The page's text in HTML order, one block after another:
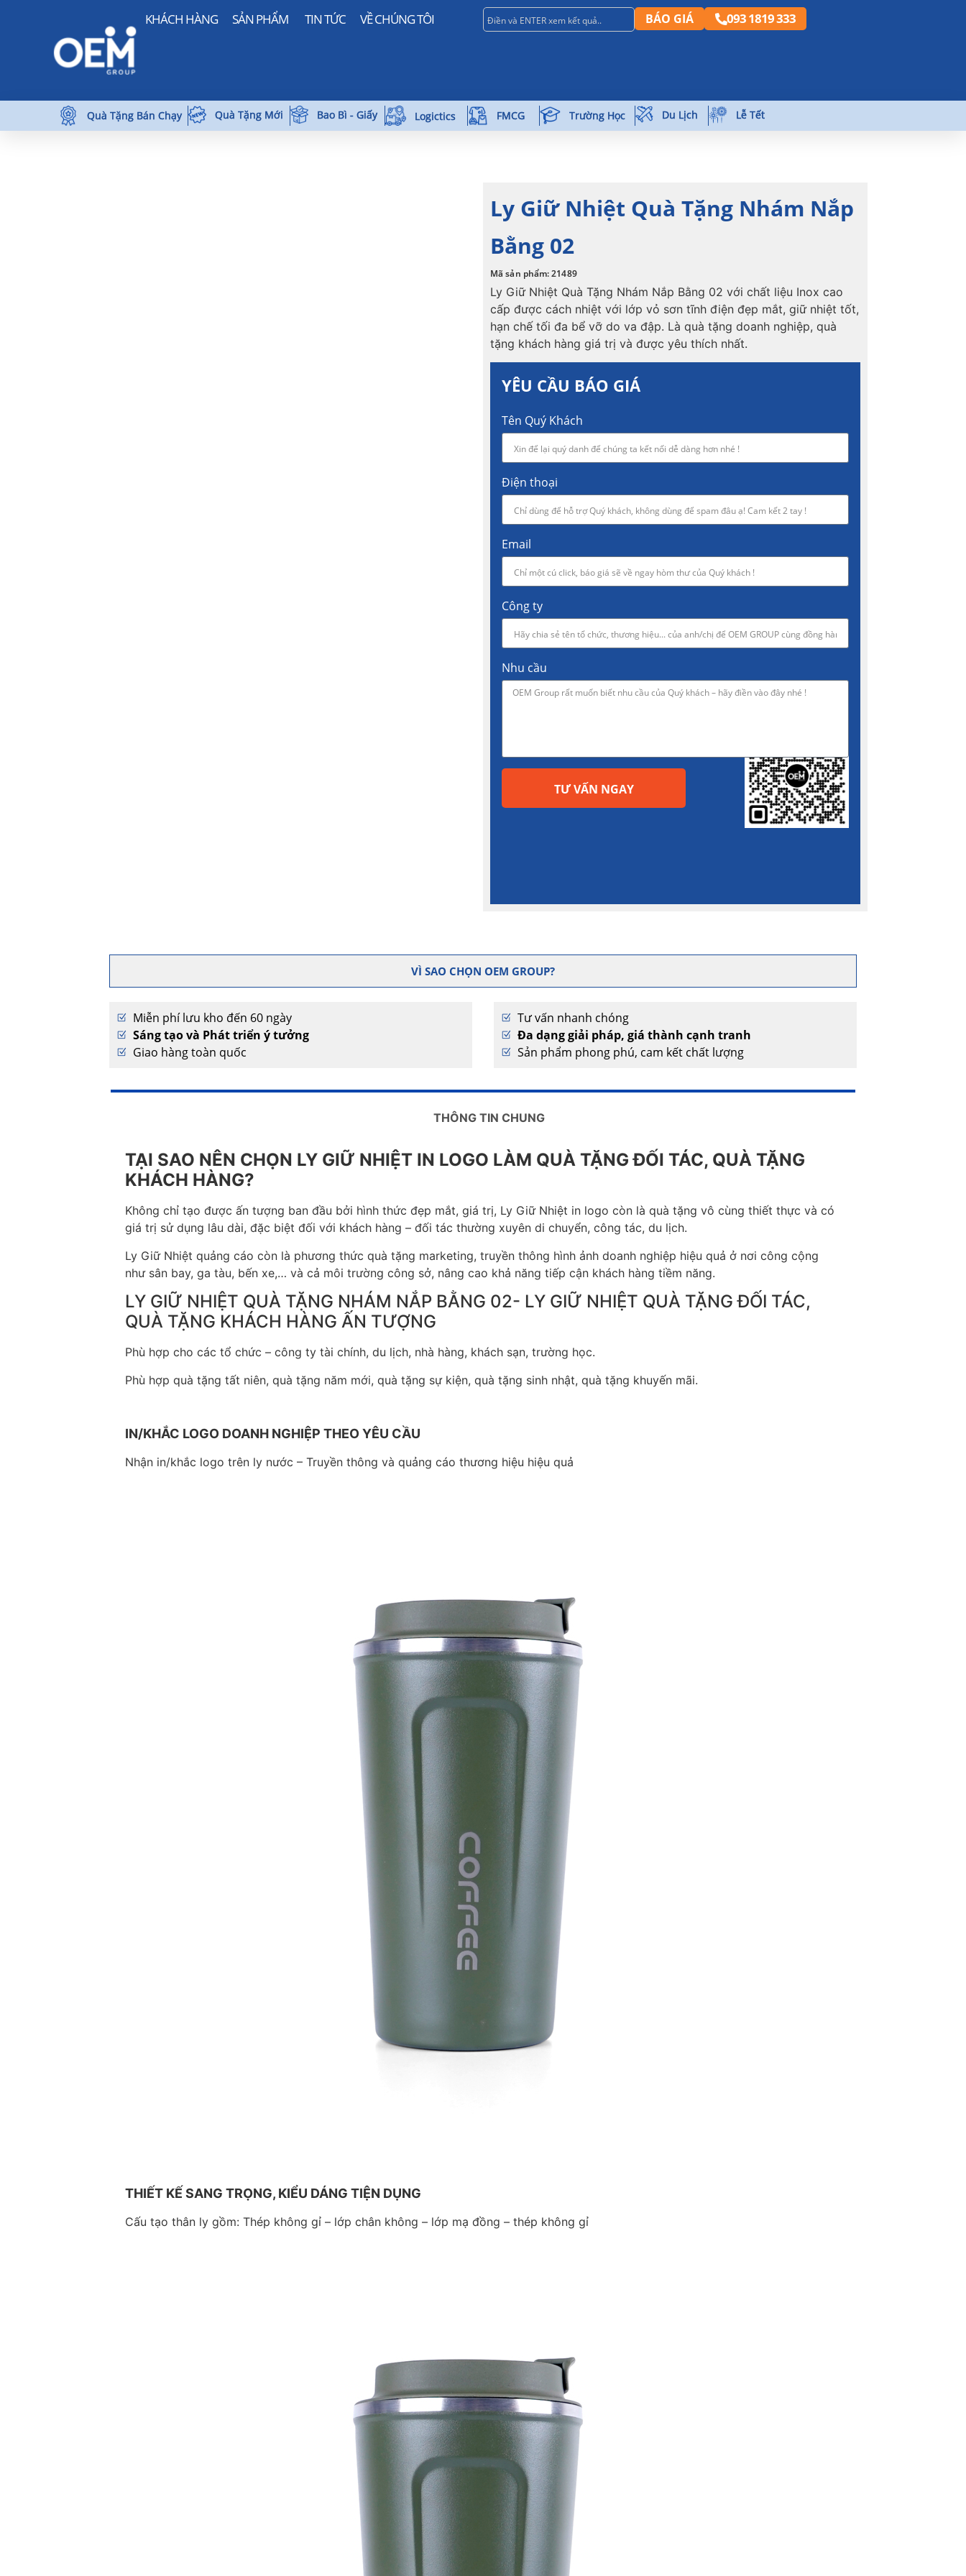
KHÁCH HÀNG SẢN PHẨM TIN TỨC VỀ CHÚNG TÔI BÁO GIÁ 093 1819 333
Quà Tặng Bán Chạy Quà Tặng Mới Bao Bì - Giấy Logictics FMCG Trường Học Du Lịch Lễ Tết
Ly Giữ Nhiệt Quà Tặng Nhám Nắp
Bằng 02
Mã sản phẩm: 21489
Ly Giữ Nhiệt Quà Tặng Nhám Nắp Bằng 02 với chất liệu Inox cao
cấp được cách nhiệt với lớp vỏ sơn tĩnh điện đẹp mắt, giữ nhiệt tốt,
hạn chế tối đa bể vỡ do va đập. Là quà tặng doanh nghiệp, quà
tặng khách hàng giá trị và được yêu thích nhất.
YÊU CẦU BÁO GIÁ
Tên Quý Khách
Điện thoại
Email
Công ty
Nhu cầu
TƯ VẤN NGAY
VÌ SAO CHỌN OEM GROUP?
Miễn phí lưu kho đến 60 ngày
Sáng tạo và Phát triển ý tưởng
Giao hàng toàn quốc
Tư vấn nhanh chóng
Đa dạng giải pháp, giá thành cạnh tranh
Sản phẩm phong phú, cam kết chất lượng
THÔNG TIN CHUNG
TẠI SAO NÊN CHỌN LY GIỮ NHIỆT IN LOGO LÀM QUÀ TẶNG ĐỐI TÁC, QUÀ TẶNG
KHÁCH HÀNG?
Không chỉ tạo được ấn tượng ban đầu bởi hình thức đẹp mắt, giá trị, Ly Giữ Nhiệt in logo còn là quà tặng vô cùng thiết thực và có
giá trị sử dụng lâu dài, đặc biệt đối với khách hàng – đối tác thường xuyên di chuyển, công tác, du lịch.
Ly Giữ Nhiệt quảng cáo còn là phương thức quà tặng marketing, truyền thông hình ảnh doanh nghiệp hiệu quả ở nơi công cộng
như sân bay, ga tàu, bến xe,… và cả môi trường công sở, nâng cao khả năng tiếp cận khách hàng tiềm năng.
LY GIỮ NHIỆT QUÀ TẶNG NHÁM NẮP BẰNG 02- LY GIỮ NHIỆT QUÀ TẶNG ĐỐI TÁC,
QUÀ TẶNG KHÁCH HÀNG ẤN TƯỢNG
Phù hợp cho các tổ chức – công ty tài chính, du lịch, nhà hàng, khách sạn, trường học.
Phù hợp quà tặng tất niên, quà tặng năm mới, quà tặng sự kiện, quà tặng sinh nhật, quà tặng khuyến mãi.
IN/KHẮC LOGO DOANH NGHIỆP THEO YÊU CẦU
Nhận in/khắc logo trên ly nước – Truyền thông và quảng cáo thương hiệu hiệu quả
THIẾT KẾ SANG TRỌNG, KIỂU DÁNG TIỆN DỤNG
Cấu tạo thân ly gồm: Thép không gỉ – lớp chân không – lớp mạ đồng – thép không gỉ